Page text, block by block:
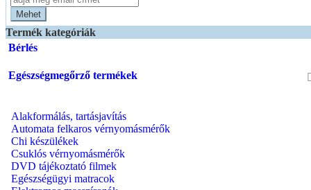
Mehet
Termék kategóriák
Bérlés
Egészségmegőrző termékek
Alakformálás, tartásjavítás
Automata felkaros vérnyomásmérők
Chi készülékek
Csuklós vérnyomásmérők
DVD tájékoztató filmek
Egészségügyi matracok